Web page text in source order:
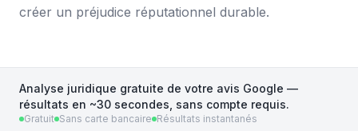
créer un préjudice réputationnel durable.
Analyse juridique gratuite de votre avis Google —
résultats en ~30 secondes, sans compte requis.
Gratuit Sans carte bancaire Résultats instantanés